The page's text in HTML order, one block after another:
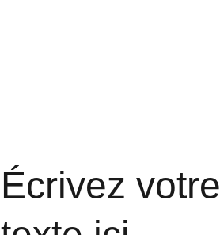
Écrivez votre